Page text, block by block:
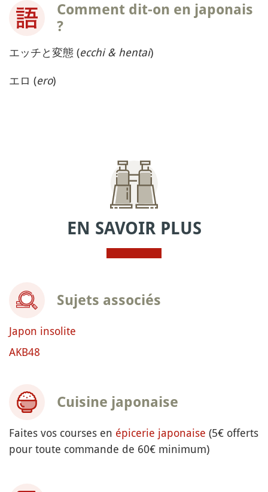
Comment dit-on en japonais
?
エッチと変態 (ecchi & hentai)
エロ (ero)
EN SAVOIR PLUS
Sujets associés
Japon insolite
AKB48
Cuisine japonaise
Faites vos courses en épicerie japonaise (5€ offerts
pour toute commande de 60€ minimum)